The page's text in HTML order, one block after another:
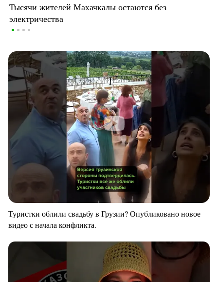
Тысячи жителей Махачкалы остаются без
электричества
Туристки облили свадьбу в Грузии? Опубликовано новое
видео с начала конфликта.